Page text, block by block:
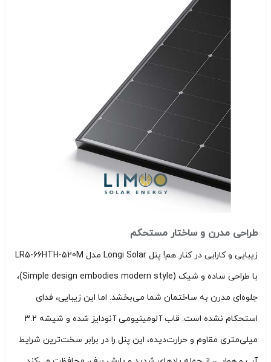
طراحی مدرن و ساختار مستحکم
زیبایی و کارایی در کنار هم! پنل Longi Solar مدل LR5-66HTH-520M
با طراحی ساده و شیک (Simple design embodies modern style)،
جلوه‌ای مدرن به ساختمان شما می‌بخشد. اما این زیبایی، فدای
استحکام نشده است. قاب آلومینیومی آنودایز شده و شیشه 3.2
میلی‌متری مقاوم و حرارت‌دیده، این پنل را در برابر سخت‌ترین شرایط